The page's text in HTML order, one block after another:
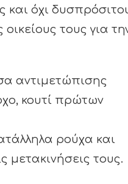
και όχι
τους για
αντιμετώπισης
κουτί πρώτων
ρούχα και
τους.